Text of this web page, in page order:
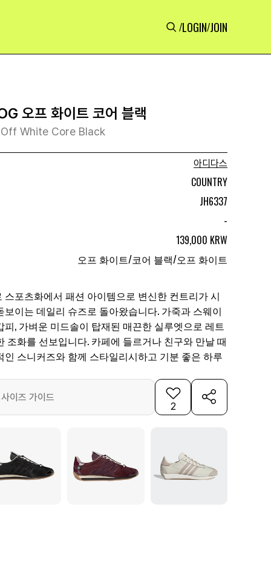
/LOGIN/JOIN
오프 화이트 코어 블랙
White Core Black
아디다스
COUNTRY
JH6337
-
139,000 KRW
오프 화이트/코어 블랙/오프 화이트
포츠화에서 패션 아이템으로 변신한 컨트리가 시
이는 데일리 슈즈로 돌아왔습니다. 가죽과 스웨이
, 가벼운 미드솔이 탑재된 매끈한 실루엣으로 레트
조화를 선보입니다. 카페에 들르거나 친구와 만날 때
스니커즈와 함께 스타일리시하고 기분 좋은 하루
사이즈 가이드
2